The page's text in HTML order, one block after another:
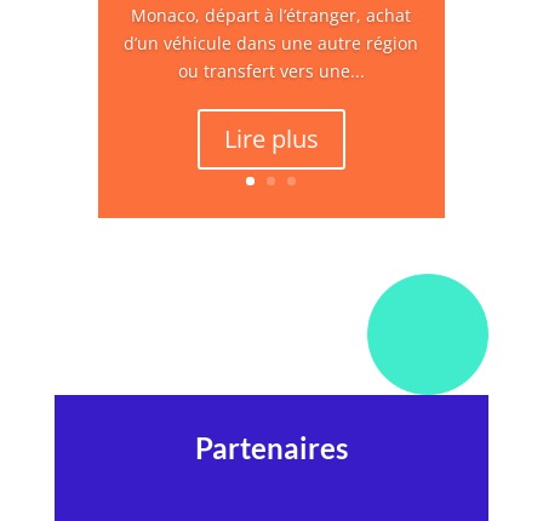
Monaco, départ à l’étranger, achat
d’un véhicule dans une autre région
ou transfert vers une...
Lire plus
Partenaires